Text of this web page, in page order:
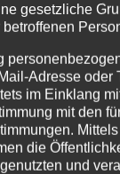
gesetzliche
Adresse oder
im Einklang
mit den
die
und